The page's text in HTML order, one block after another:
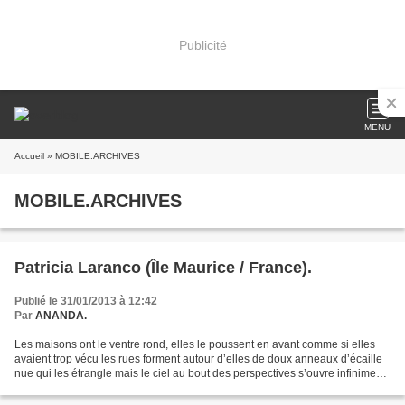
Publicité
MENU
Accueil » MOBILE.ARCHIVES
MOBILE.ARCHIVES
Patricia Laranco (Île Maurice / France).
Publié le 31/01/2013 à 12:42
Par ANANDA.
Les maisons ont le ventre rond, elles le poussent en avant comme si elles
avaient trop vécu les rues forment autour d’elles de doux anneaux d’écaille
nue qui les étrangle mais le ciel au bout des perspectives s’ouvre infiniment